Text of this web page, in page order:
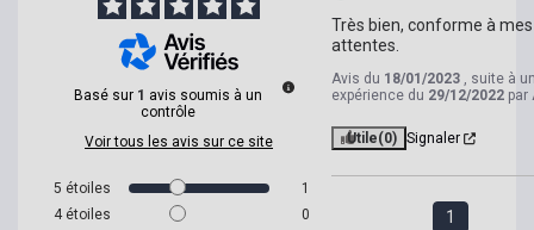
Basé sur 1 avis soumis à un
contrôle
Voir tous les avis sur ce site
5 étoiles
1
4 étoiles
0
Très bien, conforme à mes
attentes.
Avis du 18/01/2023 , suite à
expérience du 29/12/2022 par
Utile(0) Signaler
1